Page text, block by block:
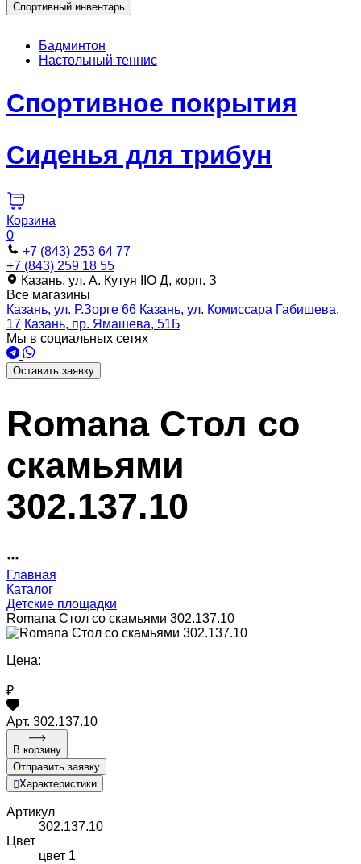
Спортивный инвентарь
Бадминтон
Настольный теннис
Спортивное покрытия
Сиденья для трибун
Корзина
0
+7 (843) 253 64 77
+7 (843) 259 18 55
Казань, ул. А. Кутуя IIO Д, корп. З
Все магазины
Казань, ул. Р.Зорге 66 Казань, ул. Комиссара Габишева,
17 Казань, пр. Ямашева, 51Б
Мы в социальных сетях
Оставить заявку
Romana Стол со
скамьями
302.137.10
Главная
Каталог
Детские площадки
Romana Стол со скамьями 302.137.10
Цена:
₽
Арт. 302.137.10
В корзину
Отправить заявку
Характеристики
Артикул
302.137.10
Цвет
цвет 1